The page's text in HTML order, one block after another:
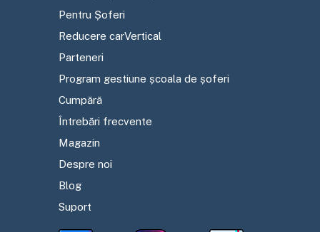
Pentru Șoferi
Reducere carVertical
Parteneri
Program gestiune școala de șoferi
Cumpără
Întrebări frecvente
Magazin
Despre noi
Blog
Suport